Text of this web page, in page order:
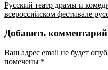
Русский театр драмы и
всероссийском фестивале
Добавить комментарий
Ваш адрес email не будет
помечены *